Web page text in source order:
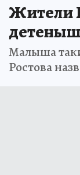
Жители
Малыша
Ростова